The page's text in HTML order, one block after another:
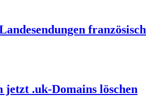
.uk-Domains löschen